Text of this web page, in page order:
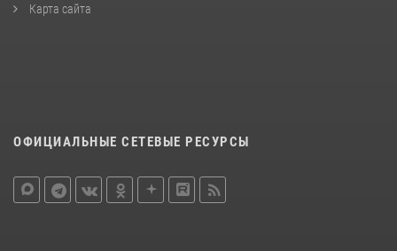
Карта сайта
ОФИЦИАЛЬНЫЕ СЕТЕВЫЕ РЕСУРСЫ